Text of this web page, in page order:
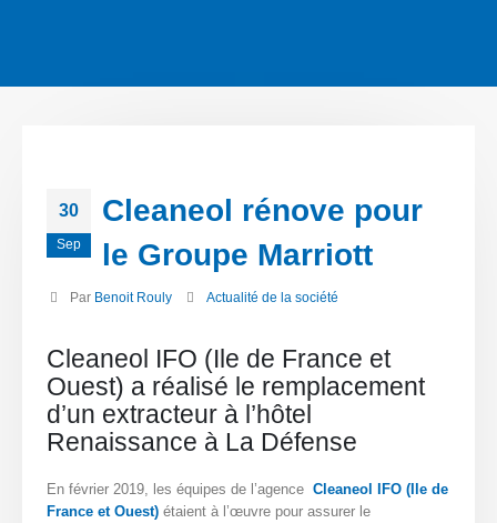
30
Sep
Cleaneol rénove pour
le Groupe Marriott
Par Benoit Rouly Actualité de la société
Cleaneol IFO (Ile de France et
Ouest) a réalisé le remplacement
d’un extracteur à l’hôtel
Renaissance à La Défense
En février 2019, les équipes de l’agenceCleaneol IFO (Ile de
France et Ouest) étaient à l’œuvre pour assurer le